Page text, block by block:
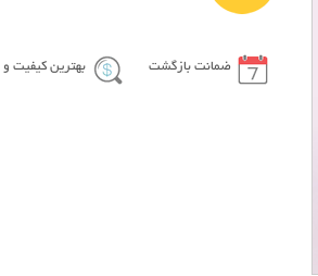
ضمانت بازگشت بهترین کیفیت